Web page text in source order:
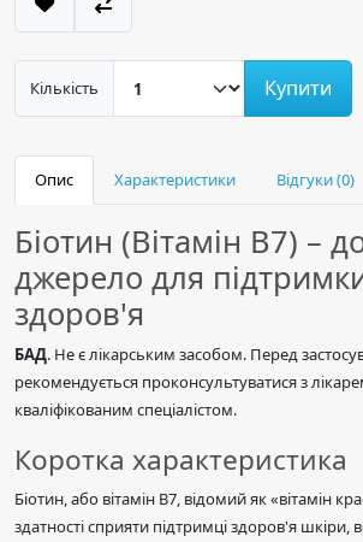
Кількість Купити
Опис Характеристики Відгуки (0)
Біотин (Вітамін В7) –
джерело для
здоров'я
БАД. Не є лікарським засобом. Перед
рекомендується проконсультуватися з
кваліфікованим спеціалістом.
Коротка характеристика
Біотин, або вітамін В7, відомий як «вітамін
здатності сприяти підтримці здоров'я шкіри,